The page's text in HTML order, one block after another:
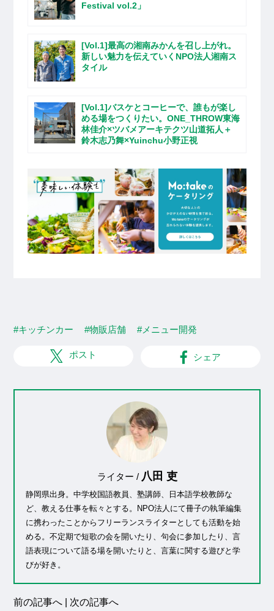
Festival vol.2」
[Vol.1]最高の湘南みかんを召し上がれ。
新しい魅力を伝えていくNPO法人湘南ス
タイル
[Vol.1]バスケとコーヒーで、誰もが楽し
める場をつくりたい。ONE_THROW東海
林佳介×ツバメアーキテクツ山道拓人＋
鈴木志乃舞×Yuinchu小野正視
#キッチンカー #物販店舗 #メニュー開発
ポスト シェア
ライター / 八田 吏
静岡県出身。中学校国語教員、塾講師、日本語学校教師な
ど、教える仕事を転々とする。NPO法人にて冊子の執筆編集
に携わったことからフリーランスライターとしても活動を始
める。不定期で短歌の会を開いたり、句会に参加したり、言
語表現について語る場を開いたりと、言葉に関する遊びと学
びが好き。
前の記事へ 次の記事へ